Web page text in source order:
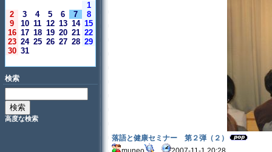
1
2
3 4 5 6 7
8
9
10 11 12 13 14 15
16 17 18 19 20 21 22
23 24 25 26 27 28 29
30 31
検索
高度な検索
落語と健康セミナー 第２弾（２）